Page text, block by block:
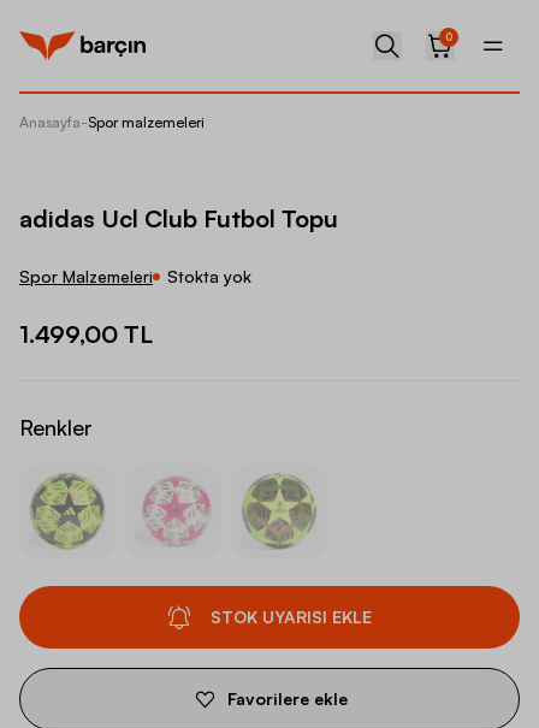
0
Anasayfa-Spor malzemeleri
adidas Ucl Club Futbol Topu
Spor Malzemeleri Stokta yok
1.499,00 TL
Renkler
STOK UYARISI EKLE
Favorilere ekle